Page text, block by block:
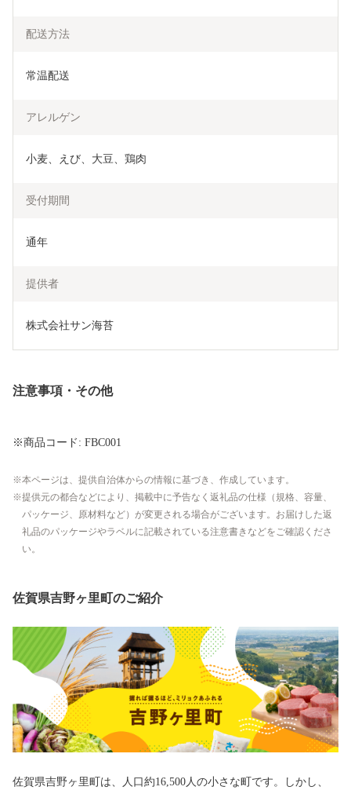
配送方法
常温配送
アレルゲン
小麦、えび、大豆、鶏肉
受付期間
通年
提供者
株式会社サン海苔
注意事項・その他
※商品コード: FBC001
本ページは、提供自治体からの情報に基づき、作成しています。
提供元の都合などにより、掲載中に予告なく返礼品の仕様（規格、容量、
パッケージ、原材料など）が変更される場合がございます。お届けした返
礼品のパッケージやラベルに記載されている注意書きなどをご確認くださ
い。
佐賀県吉野ヶ里町のご紹介
佐賀県吉野ヶ里町は、人口約16,500人の小さな町です。しかし、